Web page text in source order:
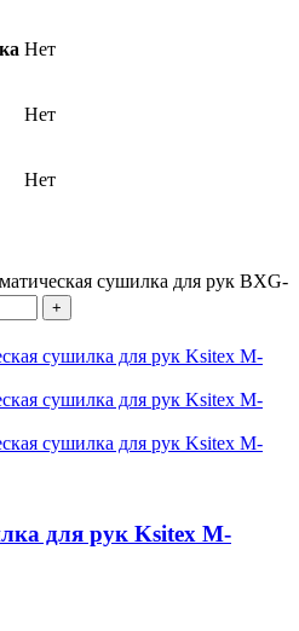
Нет
Нет
Нет
сушилка для рук BXG-
для рук Ksitex M-